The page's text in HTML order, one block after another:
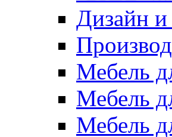
Дизайн и
Мебель
Мебель
Мебель